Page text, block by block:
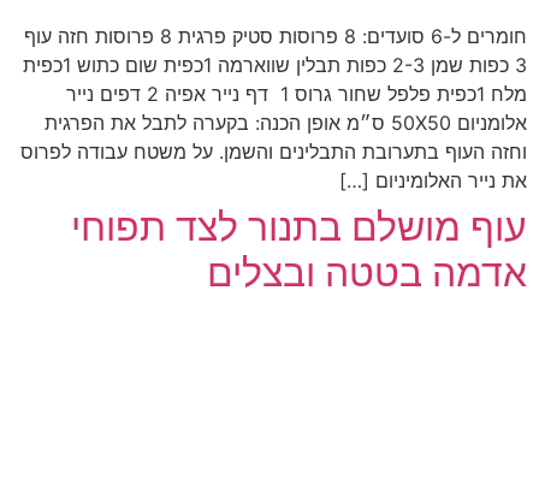
חומרים ל-6 סועדים: 8 פרוסות סטיק פרגית 8 פרוסות חזה עוף
3 כפות שמן 2-3 כפות תבלין שווארמה 1כפית שום כתוש 1כפית
מלח 1כפית פלפל שחור גרוס 1 דף נייר אפיה 2 דפים נייר
אלומניום 50X50 ס״מ אופן הכנה: בקערה לתבל את הפרגית
וחזה העוף בתערובת התבלינים והשמן. על משטח עבודה לפרוס
את נייר האלומיניום […]
עוף מושלם בתנור לצד תפוחי
אדמה בטטה ובצלים